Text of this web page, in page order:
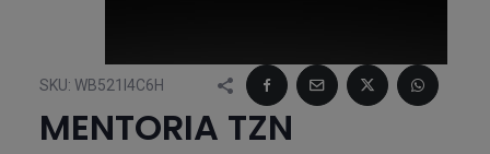
SKU: WB521I4C6H
MENTORIA TZN